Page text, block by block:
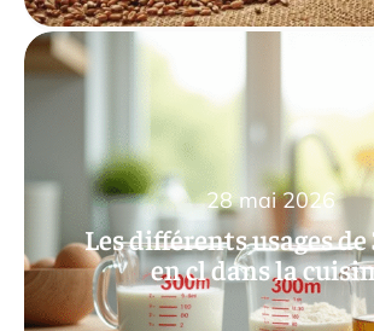
Les différents usages
en cl dans la
28 mai 2026